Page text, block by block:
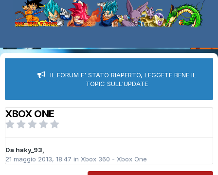
IL FORUM E' STATO RIAPERTO, LEGGETE BENE IL
TOPIC SULL'UPDATE
XBOX ONE
Da haky_93,
21 maggio 2013, 18:47 in Xbox 360 - Xbox One